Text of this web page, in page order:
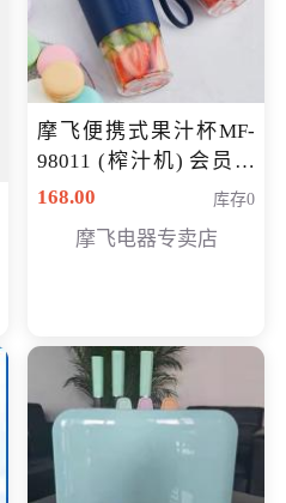
摩飞便携式果汁杯MF-
98011 (榨汁机) 会员专
享价138元
168.00 库存0
摩飞电器专卖店